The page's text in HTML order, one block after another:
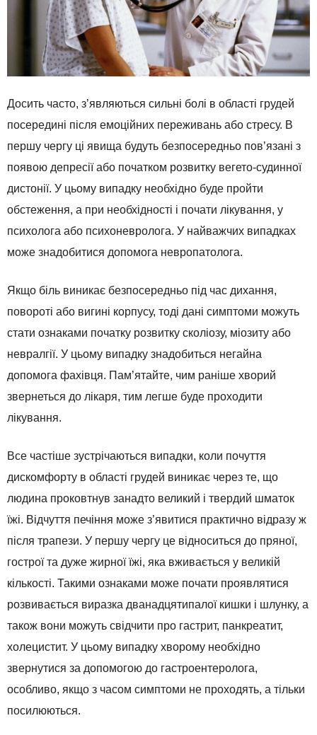
Досить часто, з’являються сильні болі в області грудей
посередині після емоційних переживань або стресу. В
першу чергу ці явища будуть безпосередньо пов’язані з
появою депресії або початком розвитку вегето-судинної
дистонії. У цьому випадку необхідно буде пройти
обстеження, а при необхідності і почати лікування, у
психолога або психоневролога. У найважчих випадках
може знадобитися допомога невропатолога.
Якщо біль виникає безпосередньо під час дихання,
повороті або вигині корпусу, тоді дані симптоми можуть
стати ознаками початку розвитку сколіозу, міозиту або
невралгії. У цьому випадку знадобиться негайна
допомога фахівця. Пам’ятайте, чим раніше хворий
звернеться до лікаря, тим легше буде проходити
лікування.
Все частіше зустрічаються випадки, коли почуття
дискомфорту в області грудей виникає через те, що
людина проковтнув занадто великий і твердий шматок
їжі. Відчуття печіння може з’явитися практично відразу ж
після трапези. У першу чергу це відноситься до пряної,
гострої та дуже жирної їжі, яка вживається у великій
кількості. Такими ознаками може почати проявлятися
розвивається виразка дванадцятипалої кишки і шлунку, а
також вони можуть свідчити про гастрит, панкреатит,
холецистит. У цьому випадку хворому необхідно
звернутися за допомогою до гастроентеролога,
особливо, якщо з часом симптоми не проходять, а тільки
посилюються.